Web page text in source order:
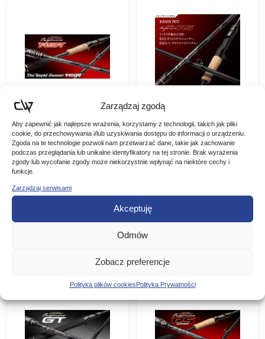
Zarządzaj zgodą
Aby zapewnić jak najlepsze wrażenia, korzystamy z technologii, takich jak pliki
cookie, do przechowywania i/lub uzyskiwania dostępu do informacji o urządzeniu.
Zgoda na te technologie pozwoli nam przetwarzać dane, takie jak zachowanie
podczas przeglądania lub unikalne identyfikatory na tej stronie. Brak wyrażenia
zgody lub wycofanie zgody może niekorzystnie wpłynąć na niektóre cechy i
funkcje.
Zarządzaj serwisami
Akceptuję
Odmów
Zobacz preferencje
Polityka plików cookiesPolityka Prywatności
Evergreen Wędka
Castingowa
Kaleido Inspirare
RS The Rapid
214cm 10,5g – 84g
Evergreen Wędka
Castingowa Kaleido
Gunner RSR 214cm
10,5g – 84g Długość:
4119,00zł
Evergreen Wędka
Castingowa
Kaleido Inspirare
Strider RS 200cm
Evergreen Wędka
Evergreen Kaleido
Inspirare IRSC-67MHF-